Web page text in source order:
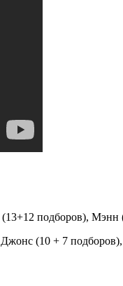
подборов),
(10 + 7